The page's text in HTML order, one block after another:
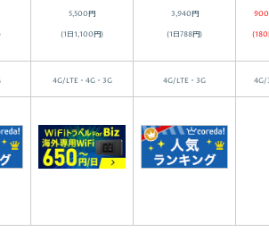
5,500円
(1日1,100円)
3,940円
(1日788円) (180
4G/LTE・4G・3G 4G/LTE・3G 4G/